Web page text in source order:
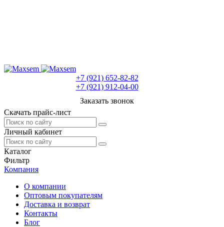
+7 (921) 652-82-82
+7 (921) 912-04-00
Заказать звонок
Скачать прайс-лист
Личный кабинет
Каталог
Фильтр
Компания
О компании
Оптовым покупателям
Доставка и возврат
Контакты
Блог